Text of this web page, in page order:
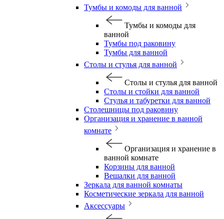
Тумбы и комоды для ванной
Тумбы и комоды для
ванной
Тумбы под раковину
Тумбы для ванной
Столы и стулья для ванной
Столы и стулья для ванной
Столы и стойки для ванной
Стулья и табуретки для ванной
Столешницы под раковину
Организация и хранение в ванной
комнате
Организация и хранение в
ванной комнате
Корзины для ванной
Вешалки для ванной
Зеркала для ванной комнаты
Косметические зеркала для ванной
Аксессуары